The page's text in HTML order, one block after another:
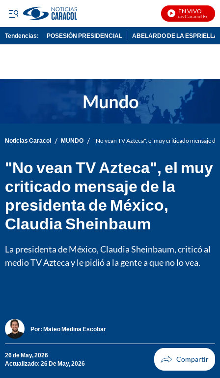
EN VIVO
Noticias Caracol En Vivo
Tendencias: POSESIÓN PRESIDENCIAL ABELARDO DE LA ESPRIELLA
Noticias Caracol / MUNDO / "No vean TV Azteca", el muy criticado mensaje
"No vean TV Azteca", el muy
criticado mensaje de la
presidenta de México,
Claudia Sheinbaum
La presidenta de México, Claudia Sheinbaum, criticó al
medio TV Azteca y le pidió a la gente a que no lo vea.
Por: Mateo Medina Escobar
26 de May, 2026
Actualizado: 26 De May, 2026